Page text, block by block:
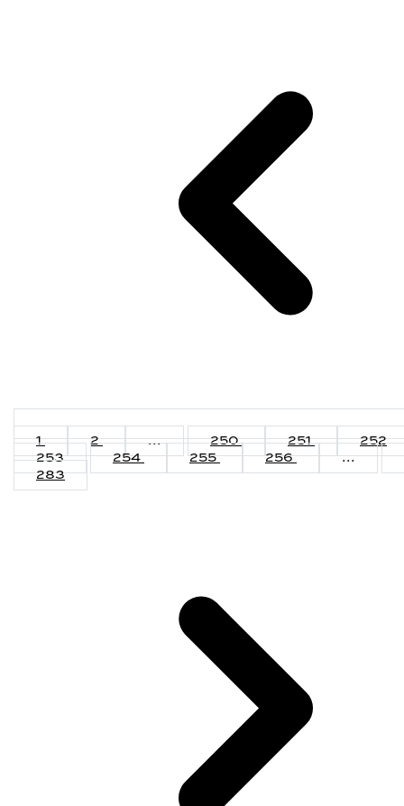
1 2 ... 250 251
252
253
254 255 256
...
283